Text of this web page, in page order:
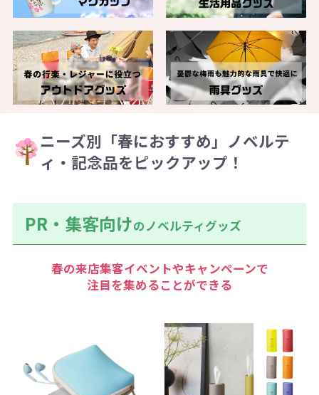
ニーズ別「春におすすめ」ノベルテ
ィ・記念品をピックアップ！
PR・集客向けのノベルティグッズ
春の来店集客イベントやキャンペーンで
注目を集めることができる